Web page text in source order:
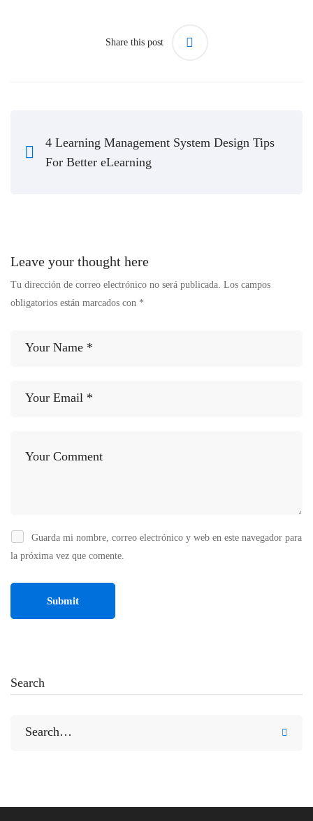
Share this post
4 Learning Management System Design Tips
For Better eLearning
Leave your thought here
Tu dirección de correo electrónico no será publicada. Los campos
obligatorios están marcados con *
Guarda mi nombre, correo electrónico y web en este navegador para
la próxima vez que comente.
Search